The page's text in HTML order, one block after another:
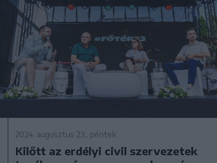
2024. augusztus 23., péntek
Kilőtt az erdélyi civil szervezetek